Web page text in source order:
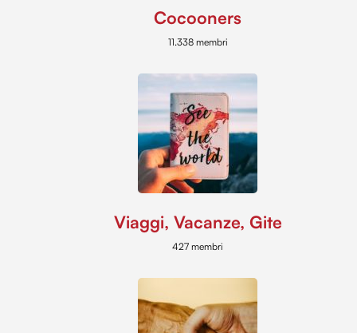
Cocooners
11.338 membri
Viaggi, Vacanze, Gite
427 membri